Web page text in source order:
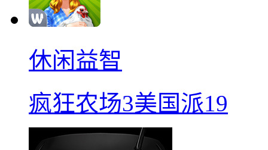
休闲益智
疯狂农场3美国派19